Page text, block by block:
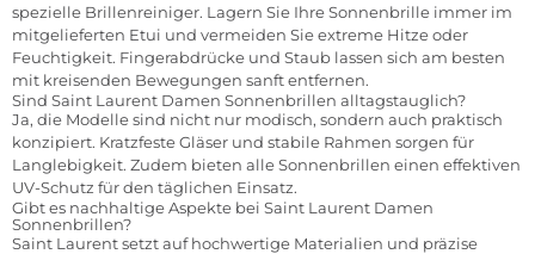
spezielle Brillenreiniger. Lagern Sie Ihre Sonnenbrille immer im
mitgelieferten Etui und vermeiden Sie extreme Hitze oder
Feuchtigkeit. Fingerabdrücke und Staub lassen sich am besten
mit kreisenden Bewegungen sanft entfernen.
Sind Saint Laurent Damen Sonnenbrillen alltagstauglich?
Ja, die Modelle sind nicht nur modisch, sondern auch praktisch
konzipiert. Kratzfeste Gläser und stabile Rahmen sorgen für
Langlebigkeit. Zudem bieten alle Sonnenbrillen einen effektiven
UV-Schutz für den täglichen Einsatz.
Gibt es nachhaltige Aspekte bei Saint Laurent Damen
Sonnenbrillen?
Saint Laurent setzt auf hochwertige Materialien und präzise